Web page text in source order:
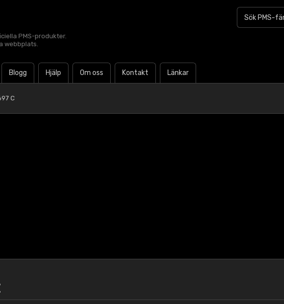
PMS-produkter.
webbplats.
Blogg Hjälp Om oss Kontakt Länkar
C